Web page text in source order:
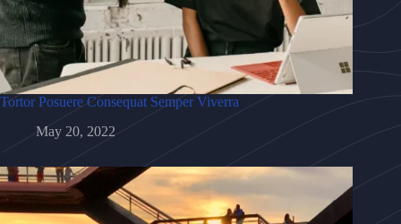
Tortor Posuere Consequat Semper Viverra
May 20, 2022